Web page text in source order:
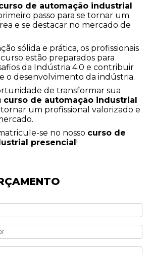
de automação industrial
passo para se tornar um
e se destacar no mercado de
sólida e prática, os profissionais
estão preparados para
da Indústria 4.0 e contribuir
o desenvolvimento da indústria.
de transformar sua
curso de automação industrial
tornar um profissional valorizado e
se no nosso curso de
presencial!